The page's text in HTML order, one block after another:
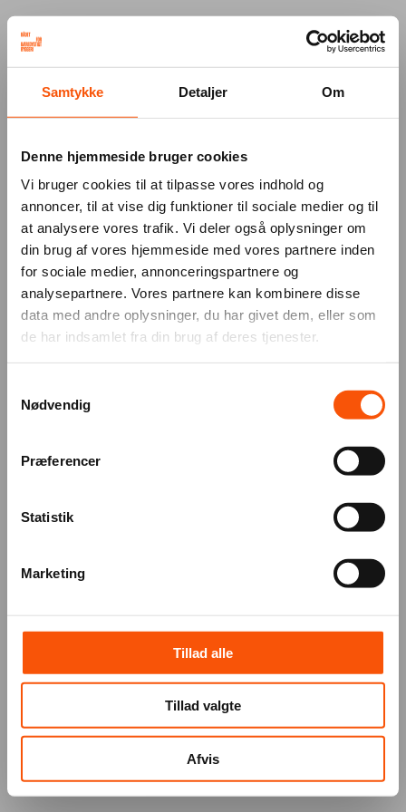
Samtykke Detaljer Om
Denne hjemmeside bruger cookies
Vi bruger cookies til at tilpasse vores indhold og
annoncer, til at vise dig funktioner til sociale medier og til
at analysere vores trafik. Vi deler også oplysninger om
din brug af vores hjemmeside med vores partnere inden
for sociale medier, annonceringspartnere og
analysepartnere. Vores partnere kan kombinere disse
data med andre oplysninger, du har givet dem, eller som
de har indsamlet fra din brug af deres tjenester.
Nødvendig
Præferencer
Statistik
Marketing
Tillad alle
Tillad valgte
Afvis
Your browser was unable to load
again in a few moments and make sure not
to use ad-blockers.